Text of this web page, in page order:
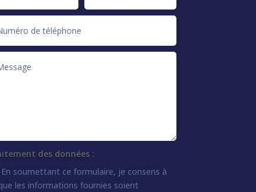
des données :
En soumettant ce formulaire, je consens à
les informations fournies soient